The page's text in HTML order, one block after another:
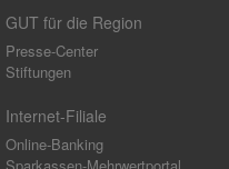
GUT für die Region
Presse-Center
Stiftungen
Internet-Filiale
Online-Banking